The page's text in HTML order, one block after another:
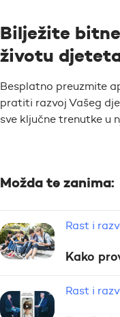
Bilježite
životu
Besplatno preuzmite
pratiti razvoj Vašeg
sve ključne trenutke u
Možda te zanima:
Rast i
Kako
Rast i